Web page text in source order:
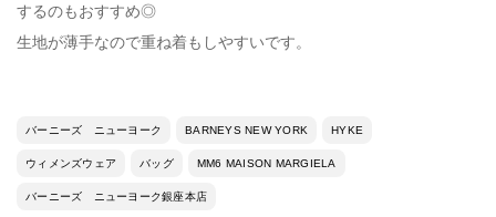
するのもおすすめ◎
生地が薄手なので重ね着もしやすいです。
バーニーズ ニューヨーク BARNEYS NEW YORK HYKE
ウィメンズウェア バッグ MM6 MAISON MARGIELA
バーニーズ ニューヨーク銀座本店